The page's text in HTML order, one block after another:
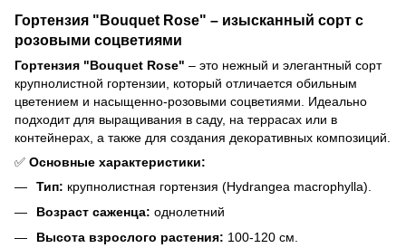
Гортензия "Bouquet Rose" – изысканный сорт с
розовыми соцветиями
Гортензия "Bouquet Rose" – это нежный и элегантный сорт
крупнолистной гортензии, который отличается обильным
цветением и насыщенно-розовыми соцветиями. Идеально
подходит для выращивания в саду, на террасах или в
контейнерах, а также для создания декоративных композиций.
✅ Основные характеристики:
Тип: крупнолистная гортензия (Hydrangea macrophylla).
Возраст саженца: однолетний
Высота взрослого растения: 100-120 см.